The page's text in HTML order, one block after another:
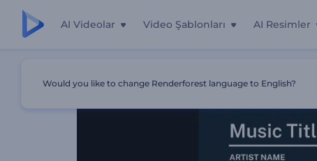
AI Videolar Video Şablonları AI Resimler
Would you like to change Renderforest language to English?